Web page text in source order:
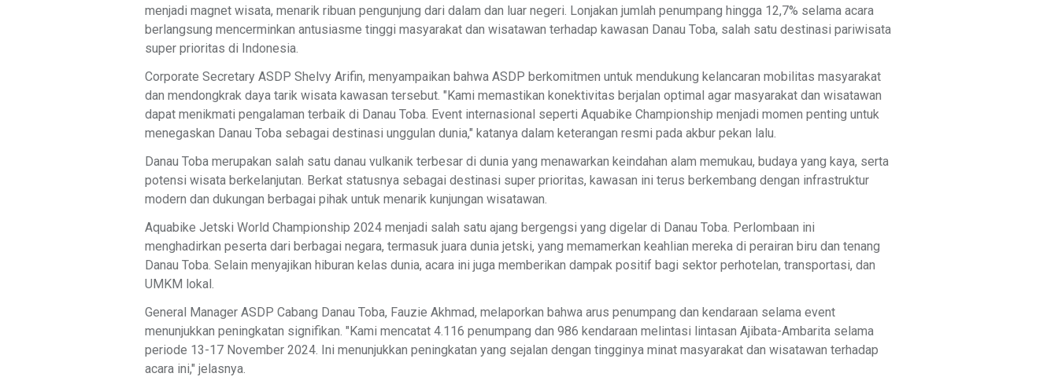
menjadi magnet wisata, menarik ribuan pengunjung dari dalam dan luar negeri. Lonjakan jumlah penumpang hingga 12,7% selama acara
berlangsung mencerminkan antusiasme tinggi masyarakat dan wisatawan terhadap kawasan Danau Toba, salah satu destinasi pariwisata
super prioritas di Indonesia.
Corporate Secretary ASDP Shelvy Arifin, menyampaikan bahwa ASDP berkomitmen untuk mendukung kelancaran mobilitas masyarakat
dan mendongkrak daya tarik wisata kawasan tersebut. "Kami memastikan konektivitas berjalan optimal agar masyarakat dan wisatawan
dapat menikmati pengalaman terbaik di Danau Toba. Event internasional seperti Aquabike Championship menjadi momen penting untuk
menegaskan Danau Toba sebagai destinasi unggulan dunia," katanya dalam keterangan resmi pada akbur pekan lalu.
Danau Toba merupakan salah satu danau vulkanik terbesar di dunia yang menawarkan keindahan alam memukau, budaya yang kaya, serta
potensi wisata berkelanjutan. Berkat statusnya sebagai destinasi super prioritas, kawasan ini terus berkembang dengan infrastruktur
modern dan dukungan berbagai pihak untuk menarik kunjungan wisatawan.
Aquabike Jetski World Championship 2024 menjadi salah satu ajang bergengsi yang digelar di Danau Toba. Perlombaan ini
menghadirkan peserta dari berbagai negara, termasuk juara dunia jetski, yang memamerkan keahlian mereka di perairan biru dan tenang
Danau Toba. Selain menyajikan hiburan kelas dunia, acara ini juga memberikan dampak positif bagi sektor perhotelan, transportasi, dan
UMKM lokal.
General Manager ASDP Cabang Danau Toba, Fauzie Akhmad, melaporkan bahwa arus penumpang dan kendaraan selama event
menunjukkan peningkatan signifikan. "Kami mencatat 4.116 penumpang dan 986 kendaraan melintasi lintasan Ajibata-Ambarita selama
periode 13-17 November 2024. Ini menunjukkan peningkatan yang sejalan dengan tingginya minat masyarakat dan wisatawan terhadap
acara ini," jelasnya.